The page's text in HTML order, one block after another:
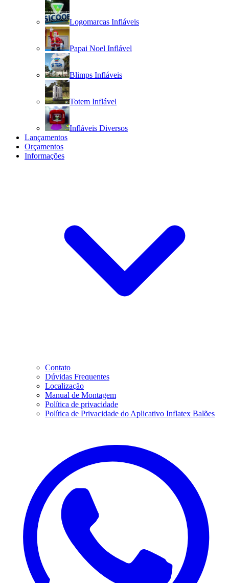
Logomarcas Infláveis
Papai Noel Inflável
Blimps Infláveis
Totem Inflável
Infláveis Diversos
Lançamentos
Orçamentos
Informações
Contato
Dúvidas Frequentes
Localização
Manual de Montagem
Política de privacidade
Política de Privacidade do Aplicativo Inflatex Balões